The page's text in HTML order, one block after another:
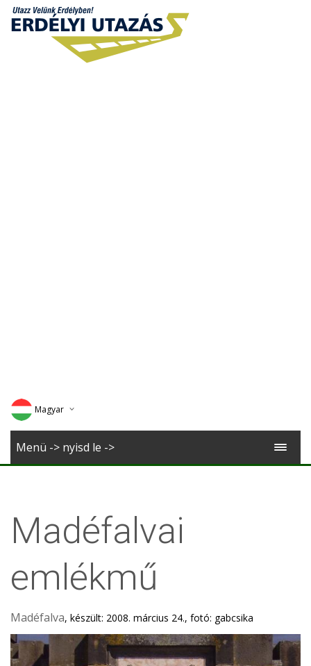
Magyar
Deutsch
Menü -> nyisd le ->
Madéfalvai
emlékmű
Madéfalva, készült: 2008. március 24., fotó: gabcsika